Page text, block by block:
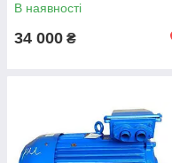
В наявності
34 000 ₴